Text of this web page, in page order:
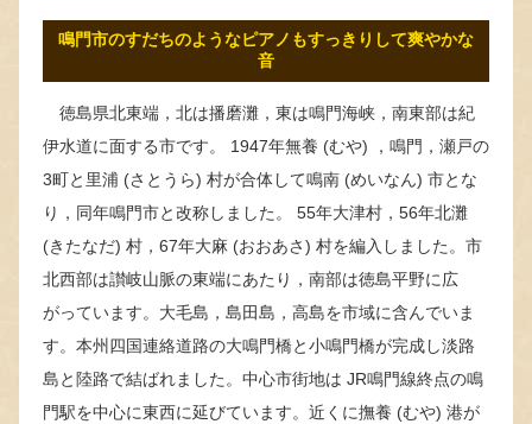
鳴門市のすだちのようなピアノもすっきりして爽やかな
音
徳島県北東端，北は播磨灘，東は鳴門海峡，南東部は紀
伊水道に面する市です。 1947年無養 (むや) ，鳴門，瀬戸の
3町と里浦 (さとうら) 村が合体して鳴南 (めいなん) 市とな
り，同年鳴門市と改称しました。 55年大津村，56年北灘
(きたなだ) 村，67年大麻 (おおあさ) 村を編入しました。市
北西部は讃岐山脈の東端にあたり，南部は徳島平野に広
がっています。大毛島，島田島，高島を市域に含んでいま
す。本州四国連絡道路の大鳴門橋と小鳴門橋が完成し淡路
島と陸路で結ばれました。中心市街地は JR鳴門線終点の鳴
門駅を中心に東西に延びています。近くに撫養 (むや) 港が